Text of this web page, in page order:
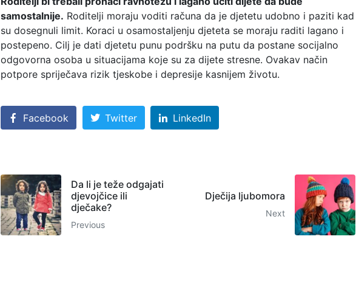
samostalnije. Roditelji moraju voditi računa da je djetetu udobno i paziti kad
su dosegnuli limit. Koraci u osamostaljenju djeteta se moraju raditi lagano i
postepeno. Cilj je dati djetetu punu podršku na putu da postane socijalno
odgovorna osoba u situacijama koje su za dijete stresne. Ovakav način
potpore spriječava rizik tjeskobe i depresije kasnijem životu.
Facebook Twitter LinkedIn
Da li je teže odgajati
djevojčice ili
dječake?
Previous
Dječija ljubomora
Next